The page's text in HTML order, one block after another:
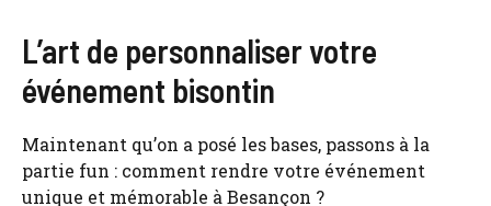
L’art de personnaliser votre
événement bisontin
Maintenant qu’on a posé les bases, passons à la
partie fun : comment rendre votre événement
unique et mémorable à Besançon ?